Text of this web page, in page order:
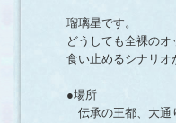
瑠璃星です。
どうしても全裸の
食い止めるシナリオ
●場所
伝承の王都、大通